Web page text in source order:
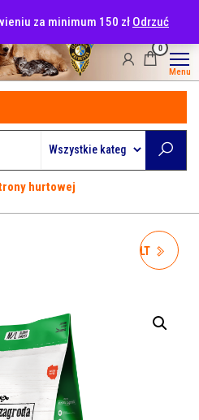
za minimum 150 zł Odrzuć
0
Menu
hurtowej
WIEJSKA ZAGRODA ADULT
9KG